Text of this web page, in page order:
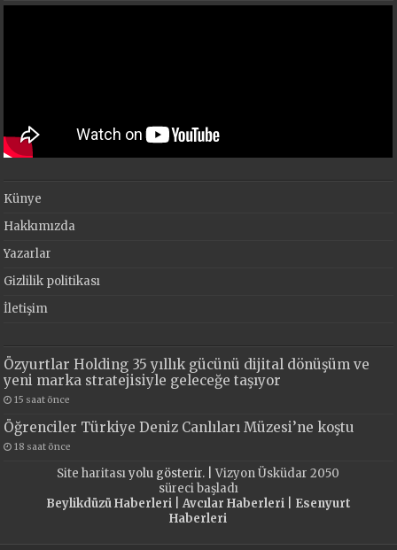
Künye
Hakkımızda
Yazarlar
Gizlilik politikası
İletişim
Özyurtlar Holding 35 yıllık gücünü dijital dönüşüm ve
yeni marka stratejisiyle geleceğe taşıyor
15 saat önce
Öğrenciler Türkiye Deniz Canlıları Müzesi’ne koştu
18 saat önce
Site haritasıyolu gösterir. |Vizyon Üsküdar 2050
süreci başladı
Beylikdüzü Haberleri| Avcılar Haberleri| Esenyurt
Haberleri